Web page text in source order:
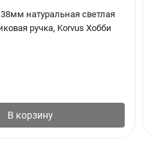
натуральная светлая
ручка, Korvus Хобби
В корзину